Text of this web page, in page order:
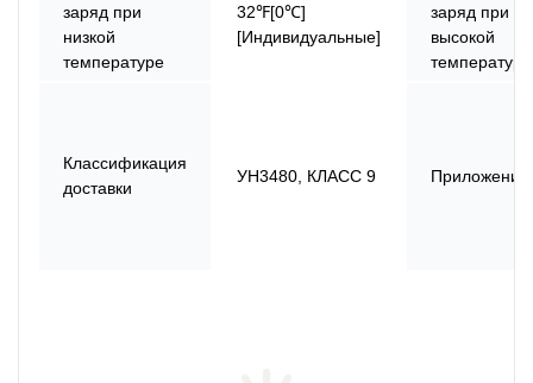
заряд при
низкой
температуре
32℉[0℃]
[Индивидуальные]
заряд при
высокой
температуре
Классификация
доставки
УН3480, КЛАСС 9 Приложение